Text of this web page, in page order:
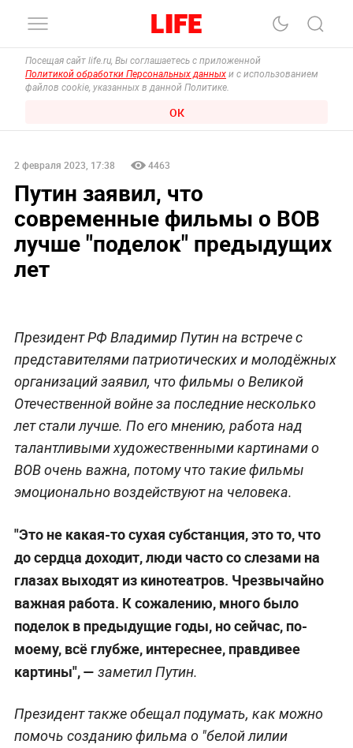
Посещая сайт life.ru, Вы соглашаетесь с приложенной
Политикой обработки Персональных данных и с использованием
файлов cookie, указанных в данной Политике.
ОК
2 февраля 2023, 17:38 4463
Путин заявил, что
современные фильмы о ВОВ
лучше "поделок" предыдущих
лет
Президент РФ Владимир Путин на встрече с
представителями патриотических и молодёжных
организаций заявил, что фильмы о Великой
Отечественной войне за последние несколько
лет стали лучше. По его мнению, работа над
талантливыми художественными картинами о
ВОВ очень важна, потому что такие фильмы
эмоционально воздействуют на человека.
"Это не какая-то сухая субстанция, это то, что
до сердца доходит, люди часто со слезами на
глазах выходят из кинотеатров. Чрезвычайно
важная работа. К сожалению, много было
поделок в предыдущие годы, но сейчас, по-
моему, всё глубже, интереснее, правдивее
картины", — заметил Путин.
Президент также обещал подумать, как можно
помочь созданию фильма о "белой лилии